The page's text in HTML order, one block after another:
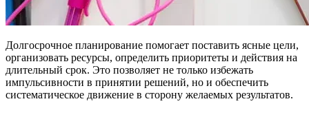
Долгосрочное планирование помогает поставить ясные цели,
организовать ресурсы, определить приоритеты и действия на
длительный срок. Это позволяет не только избежать
импульсивности в принятии решений, но и обеспечить
систематическое движение в сторону желаемых результатов.